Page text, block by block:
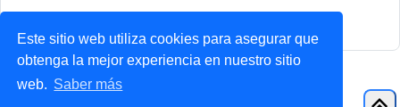
Este sitio web utiliza cookies para asegurar que
obtenga la mejor experiencia en nuestro sitio
web. Saber más
ForoClub 2025
Privacidad| Condiciones